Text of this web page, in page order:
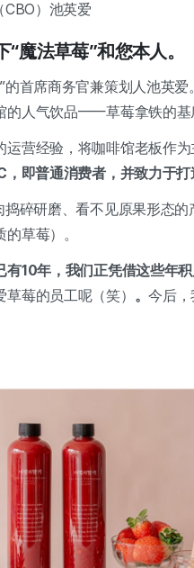
CBO）池英爱
魔法草莓”和您本人。
的首席商务官兼策划人池英
的人气饮品——草莓拿铁的基
运营经验，将咖啡馆老板作
，即普通消费者，并致力于打
捣碎研磨、看不见原果形态
草莓）。
有10年，我们正凭借这些年
莓的员工呢（笑） 。今后